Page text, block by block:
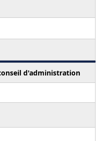
d'administration